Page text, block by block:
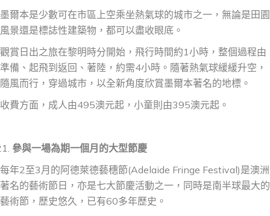
墨爾本是少數可在市區上空乘坐熱氣球的城市之一，無論是田園
風景還是標誌性建築物，都可以盡收眼底。
觀賞日出之旅在黎明時分開始，飛行時間約1小時，整個過程由
準備、起飛到返回、著陸，約需4小時。隨著熱氣球緩緩升空，
隨風而行，穿過城市，以全新角度欣賞墨爾本著名的地標。
收費方面，成人由495澳元起，小童則由395澳元起。
參與一場為期一個月的大型節慶
每年2至3月的阿德萊德藝穗節(Adelaide Fringe Festival)是澳洲
著名的藝術節日，亦是七大節慶活動之一，同時是南半球最大的
藝術節，歷史悠久，已有60多年歷史。